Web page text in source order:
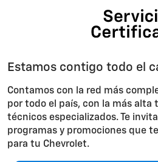
Estamos contigo todo el
Contamos con la red más
por todo el país, con la más alta
técnicos especializados. Te
programas y promociones que
para tu Chevrolet.